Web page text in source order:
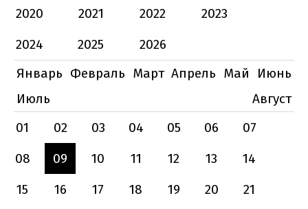
2020 2021 2022
2023
2024
2025
2026
Январь Февраль Март Апрель Май
Июнь
Июль
Август
01
02 03 04 05 06
07
08
09 10 11 12 13
14
15
16 17 18 19 20
21